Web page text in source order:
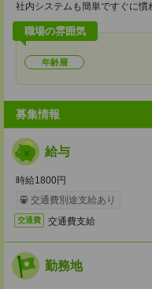
社内システムも簡単ですぐに慣
職場の雰囲気
年齢層
募集情報
給与
時給1800円
交通費別途支給あり
交通費 交通費支給
勤務地